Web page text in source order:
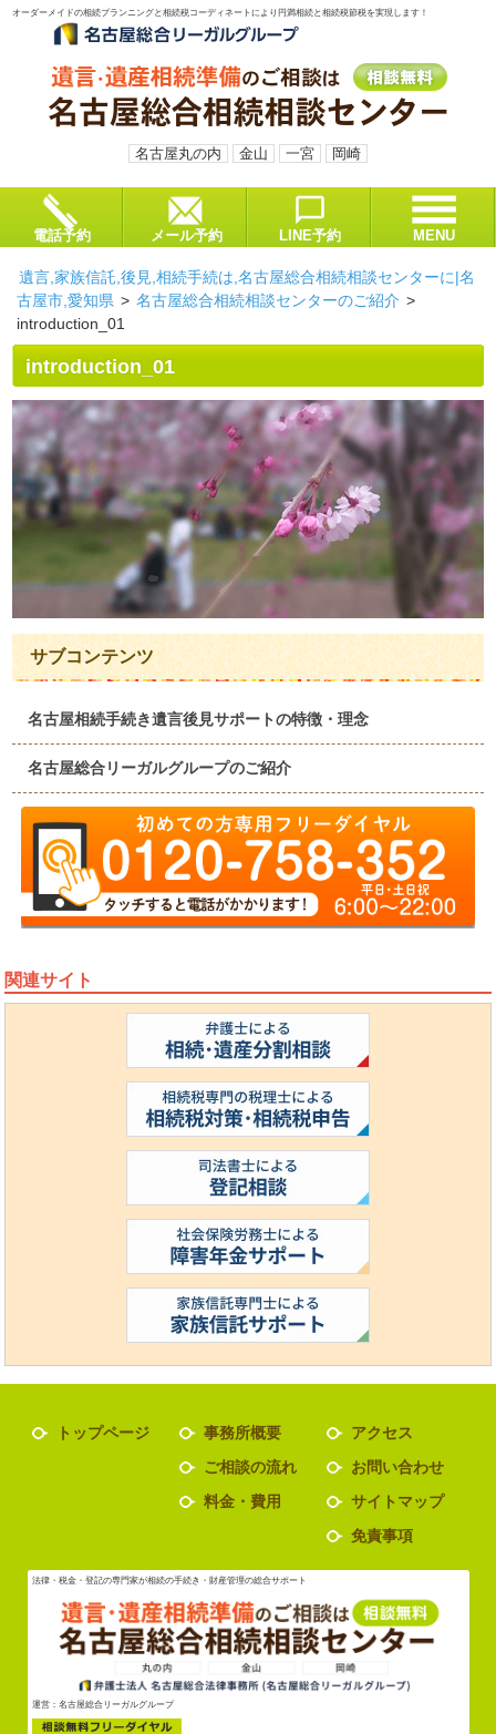
オーダーメイドの相続プランニングと相続税コーディネートにより円満相続と相続税節税を実現します！
名古屋丸の内 金山 一宮 岡崎
電話予約 メール予約 LINE予約 MENU
遺言,家族信託,後見,相続手続は,名古屋総合相続相談センターに|名
古屋市,愛知県 > 名古屋総合相続相談センターのご紹介 >
introduction_01
introduction_01
サブコンテンツ
名古屋相続手続き遺言後見サポートの特徴・理念
名古屋総合リーガルグループのご紹介
関連サイト
トップページ
事務所概要
ご相談の流れ
料金・費用
アクセス
お問い合わせ
サイトマップ
免責事項
法律・税金・登記の専門家が相続の手続き・財産管理の総合サポート
運営：名古屋総合リーガルグループ